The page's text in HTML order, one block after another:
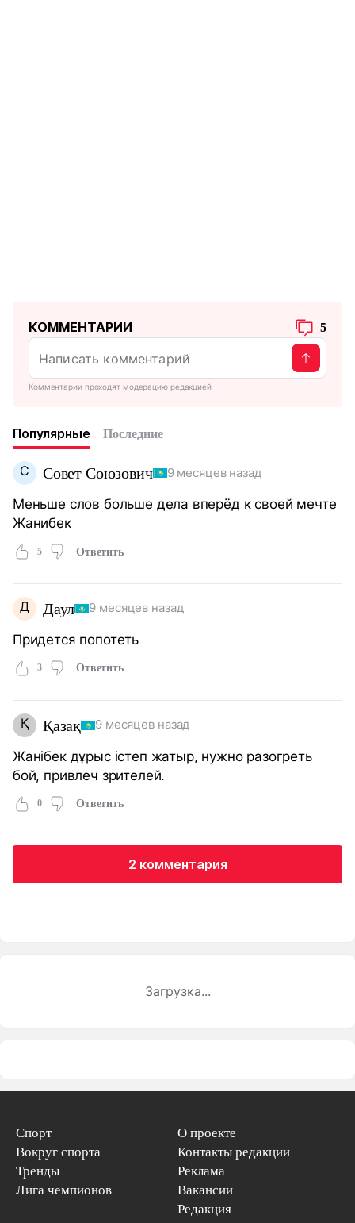
КОММЕНТАРИИ 5
Комментарии проходят модерацию редакцией
Популярные Последние
С Совет Союзович 9 месяцев назад
Меньше слов больше дела вперёд к своей мечте
Жанибек
5 Ответить
Д Даул 9 месяцев назад
Придется попотеть
3 Ответить
Қ Қазақ 9 месяцев назад
Жанібек дұрыс істеп жатыр, нужно разогреть
бой, привлеч зрителей.
0 Ответить
2 комментария
Загрузка...
Спорт
Вокруг спорта
Тренды
Лига чемпионов
О проекте
Контакты редакции
Реклама
Вакансии
Редакция